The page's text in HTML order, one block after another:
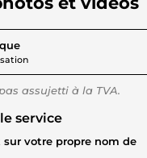
pour 17,34 $US
assujetti à la TVA.
service
votre propre nom de